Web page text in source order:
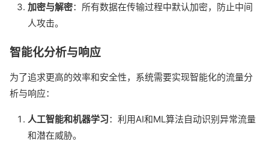
加密与解密：所有数据在传输过程中默认加密，防止中间
人攻击。
智能化分析与响应
为了追求更高的效率和安全性，系统需要实现智能化的流量分
析与响应：
人工智能和机器学习：利用AI和ML算法自动识别异常流量
和潜在威胁。